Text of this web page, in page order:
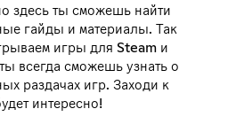
здесь ты сможешь найти
гайды и материалы. Так
игры для Steam и
всегда сможешь узнать о
раздачах игр. Заходи к
интересно!